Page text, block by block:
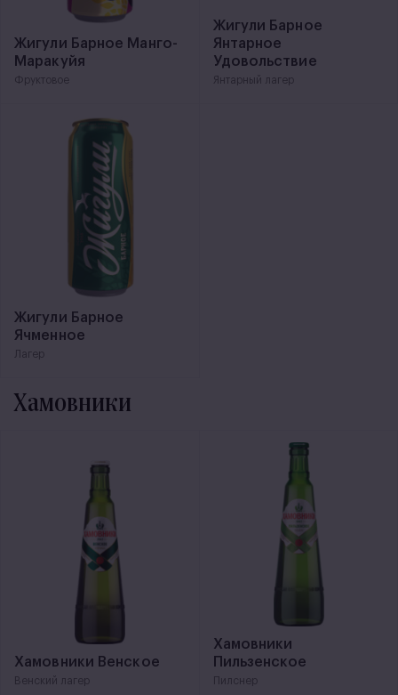
Жигули Барное Манго-
Маракуйя
Фруктовое
Жигули Барное
Янтарное
Удовольствие
Янтарный лагер
Жигули Барное
Ячменное
Лагер
Хамовники
Хамовники Венское
Венский лагер
Хамовники
Пильзенское
Пилснер